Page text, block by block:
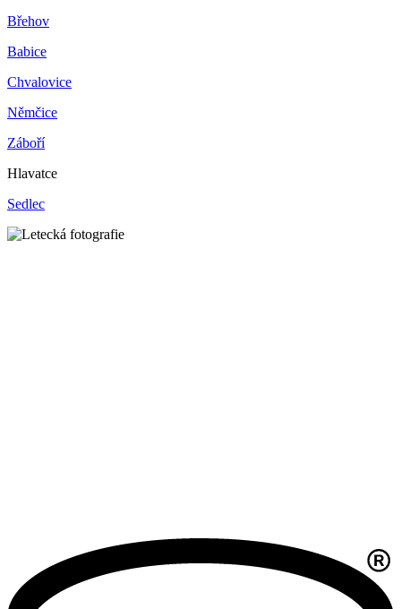
Břehov
Babice
Chvalovice
Němčice
Záboří
Hlavatce
Sedlec